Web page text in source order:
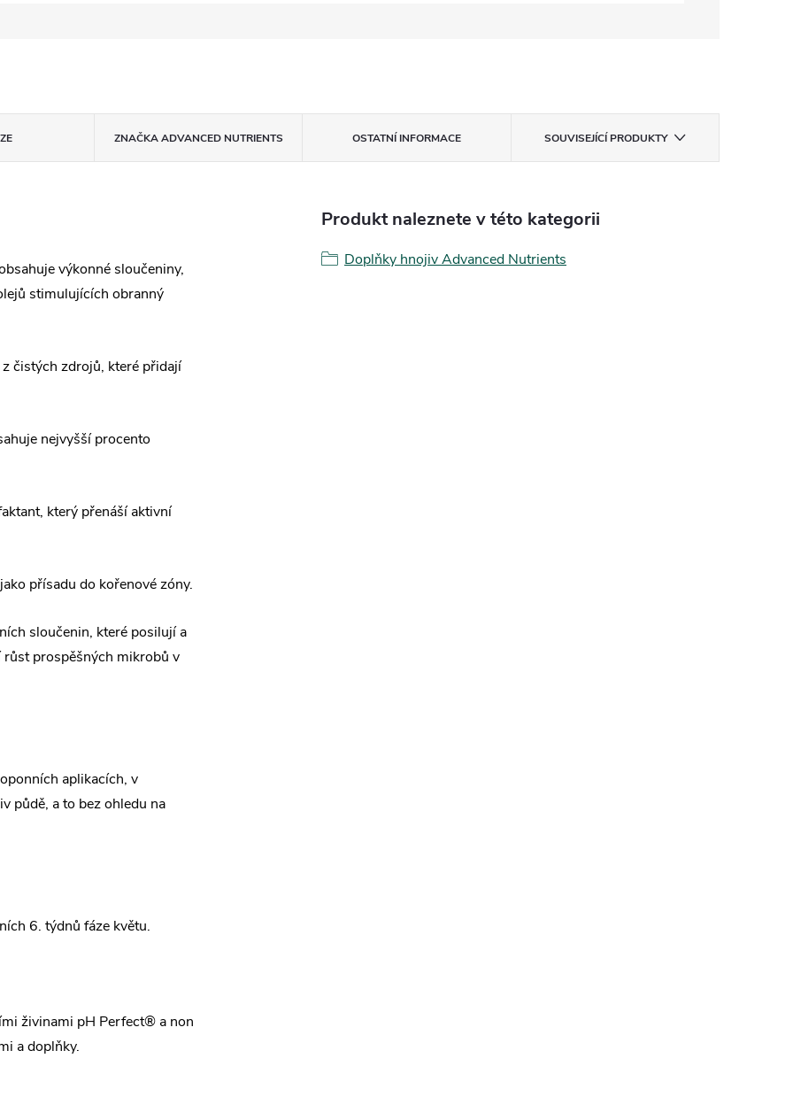
ZNAČKAADVANCED NUTRIENTS OSTATNÍ INFORMACE SOUVISEJÍCÍ PRODUKTY
výkonné sloučeniny,
stimulujících obranný
čistých zdrojů, které přidají
nejvyšší procento
který přenáší aktivní
přísadu do kořenové zóny.
sloučenin, které posilují a
prospěšných mikrobů v
aplikacích, v
půdě, a to bez ohledu na
6. týdnů fáze květu.
živinami pH Perfect® a non
a doplňky.
Produkt naleznete v této kategorii
Doplňky hnojiv Advanced Nutrients